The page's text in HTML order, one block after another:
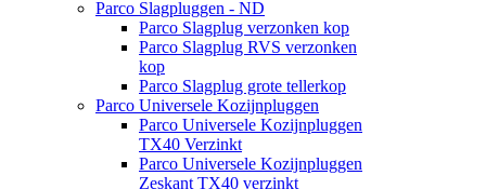
Parco Slagpluggen - ND
Parco Slagplug verzonken kop
Parco Slagplug RVS verzonken
kop
Parco Slagplug grote tellerkop
Parco Universele Kozijnpluggen
Parco Universele Kozijnpluggen
TX40 Verzinkt
Parco Universele Kozijnpluggen
Zeskant TX40 verzinkt